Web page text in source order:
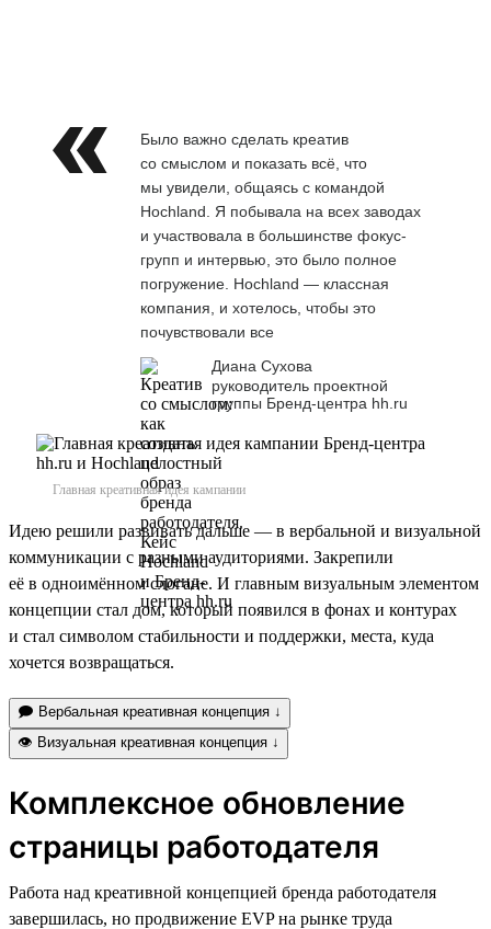
Было важно сделать креатив
со смыслом и показать всё, что
мы увидели, общаясь с командой
Hochland. Я побывала на всех заводах
и участвовала в большинстве фокус-
групп и интервью, это было полное
погружение. Hochland — классная
компания, и хотелось, чтобы это
почувствовали все
Диана Сухова
руководитель проектной
группы Бренд-центра hh.ru
Главная креативная идея кампании
Идею решили развивать дальше — в вербальной и визуальной
коммуникации с разными аудиториями. Закрепили
её в одноимённом слогане. И главным визуальным элементом
концепции стал дом, который появился в фонах и контурах
и стал символом стабильности и поддержки, места, куда
хочется возвращаться.
🗩 Вербальная креативная концепция ↓
👁 Визуальная креативная концепция ↓
Комплексное обновление
страницы работодателя
Работа над креативной концепцией бренда работодателя
завершилась, но продвижение EVP на рынке труда